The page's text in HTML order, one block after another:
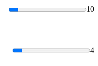
10
4